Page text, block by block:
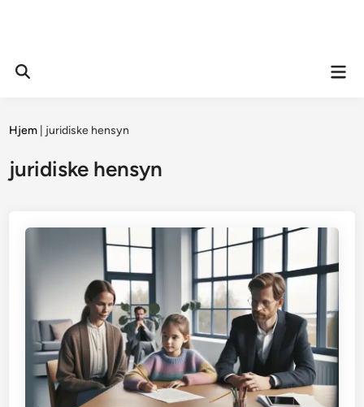
Open
Hjem juridiske hensyn
juridiske hensyn